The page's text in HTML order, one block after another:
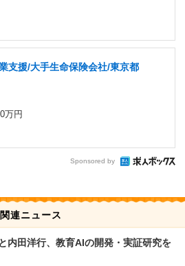
支援/大手生命保険会社/東京都
万円
Sponsored by
関連ニュース
内田洋行、教育AIの開発・実証研究を